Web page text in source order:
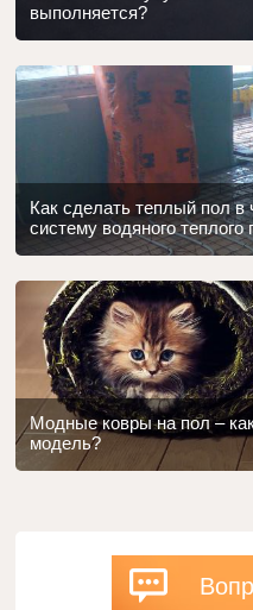
выполняется?
Как сделать теплый пол в
систему водяного теплого
Модные ковры на пол –
модель?